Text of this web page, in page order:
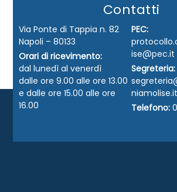
Contatti
Via Ponte di Tappia n. 82
Napoli – 80133
Orari di ricevimento:
dal lunedì al venerdì
dalle ore 9.00 alle ore 13.00
e dalle ore 15.00 alle ore
16.00
PEC:
ise@pec.it
Segreteria:
niamolise.it
Telefono: